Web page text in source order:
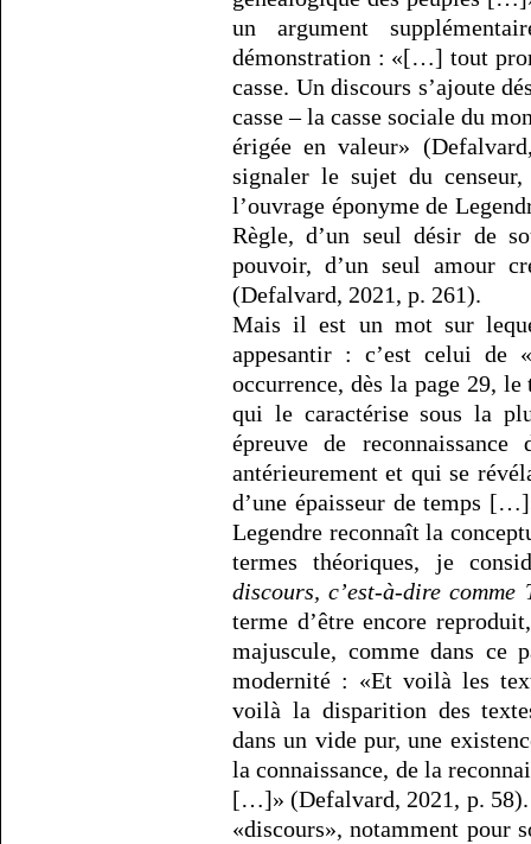
un argument
démonstration : «[…] tout
casse. Un discours s’ajoute
casse – la casse sociale du
érigée en valeur»
signaler le sujet du
l’ouvrage éponyme de
Règle, d’un seul désir de
pouvoir, d’un seul amour
(Defalvard, 2021, p. 261).
Mais il est un mot sur
appesantir : c’est celui de
occurrence, dès la page 29,
qui le caractérise sous la
épreuve de
antérieurement et qui se
d’une épaisseur de temps
Legendre reconnaît la
termes théoriques, je
discours, c’est-à-dire comme
terme d’être encore
majuscule, comme dans ce
modernité : «Et voilà les
voilà la disparition des
dans un vide pur, une
la connaissance, de la
[…]» (Defalvard, 2021, p. 58).
«discours», notamment pour